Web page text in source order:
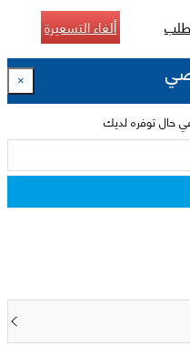
ألغاء التسعيرة
×
حال توفره لديك